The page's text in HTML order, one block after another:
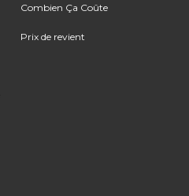
Combien Ça Coûte
Prix de revient